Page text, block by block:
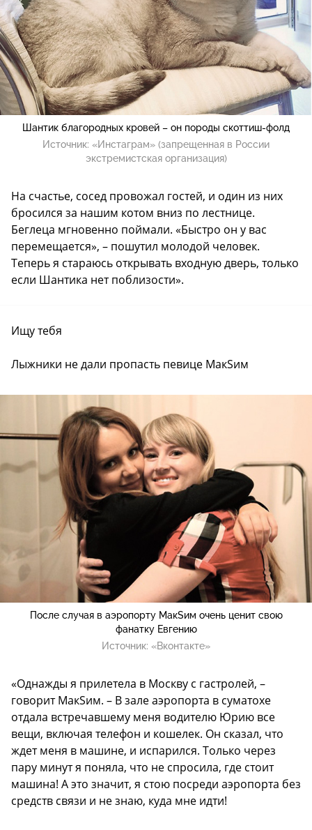
Шантик благородных кровей – он породы скоттиш-фолд
Источник: «Инстаграм» (запрещенная в России
экстремистская организация)
На счастье, сосед провожал гостей, и один из них
бросился за нашим котом вниз по лестнице.
Беглеца мгновенно поймали. «Быстро он у вас
перемещается», – пошутил молодой человек.
Теперь я стараюсь открывать входную дверь, только
если Шантика нет поблизости».
Ищу тебя
Лыжники не дали пропасть певице МакSим
После случая в аэропорту МакSим очень ценит свою
фанатку Евгению
Источник: «Вконтакте»
«Однажды я прилетела в Москву с гастролей, –
говорит МакSим. – В зале аэропорта в суматохе
отдала встречавшему меня водителю Юрию все
вещи, включая телефон и кошелек. Он сказал, что
ждет меня в машине, и испарился. Только через
пару минут я поняла, что не спросила, где стоит
машина! А это значит, я стою посреди аэропорта без
средств связи и не знаю, куда мне идти!